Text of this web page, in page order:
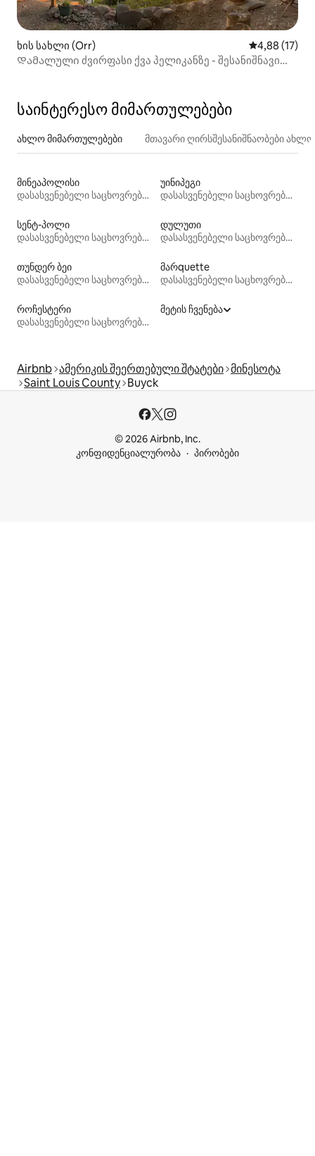
ხის სახლი (Orr) საშუალო
4,88 (17)
Დამალული ძვირფასი ქვა პელიკანზე - შესანიშნავი
საინტერესო მიმართულებები
ახლო მიმართულებები მთავარი ღირსშესანიშნაობები
მინეაპოლისი
დასასვენებელი საცხოვრებლები
უინიპეგი
დასასვენებელი საცხოვრებლები
სენტ-პოლი
დასასვენებელი საცხოვრებლები
დულუთი
დასასვენებელი საცხოვრებლები
თუნდერ ბეი
დასასვენებელი საცხოვრებლები
მარquette
დასასვენებელი საცხოვრებლები
როჩესტერი
დასასვენებელი საცხოვრებლები
მეტის ჩვენება
Airbnb ამერიკის შეერთებული შტატები მინესოტა
Saint Louis County Buyck
© 2026 Airbnb, Inc.
კონფიდენციალურობა
პირობები